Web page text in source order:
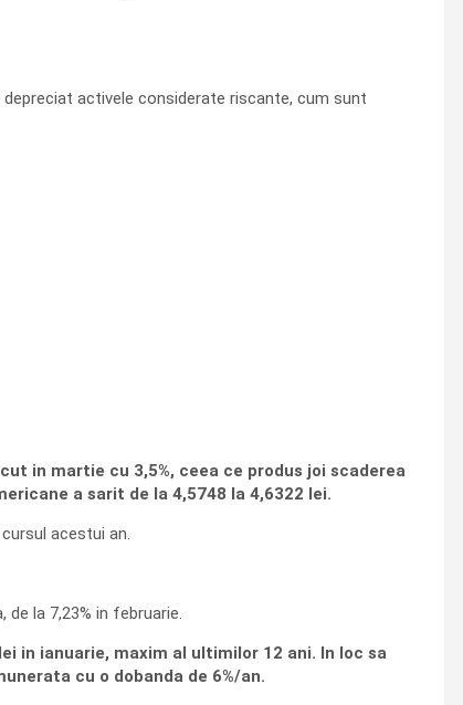
activele considerate riscante, cum sunt
in martie cu 3,5%, ceea ce produs joi scaderea
a sarit de la 4,5748 la 4,6322 lei.
acestui an.
la 7,23% in februarie.
in ianuarie, maxim al ultimilor 12 ani. In loc sa
cu o dobanda de 6%/an.